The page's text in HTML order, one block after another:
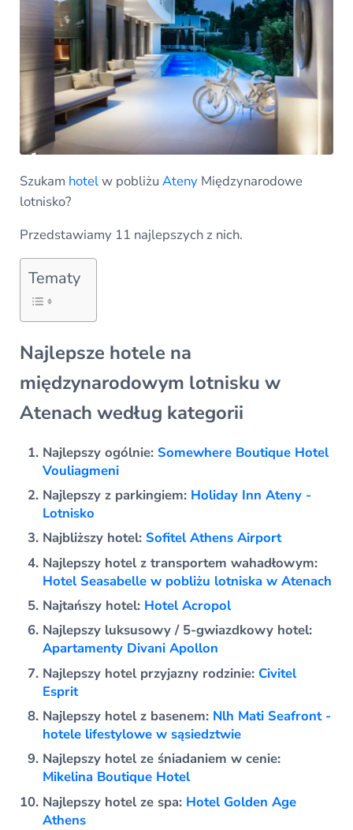
Szukam hotelw pobliżu AtenyMiędzynarodowe
lotnisko?
Przedstawiamy 11 najlepszych z nich.
Tematy
Najlepsze hotele na
międzynarodowym lotnisku w
Atenach według kategorii
Najlepszy ogólnie: Somewhere Boutique Hotel
Vouliagmeni
Najlepszy z parkingiem: Holiday Inn Ateny -
Lotnisko
Najbliższy hotel: Sofitel Athens Airport
Najlepszy hotel z transportem wahadłowym:
Hotel Seasabelle w pobliżu lotniska w Atenach
Najtańszy hotel: Hotel Acropol
Najlepszy luksusowy / 5-gwiazdkowy hotel:
Apartamenty Divani Apollon
Najlepszy hotel przyjazny rodzinie: Civitel
Esprit
Najlepszy hotel z basenem: Nlh Mati Seafront -
hotele lifestylowe w sąsiedztwie
Najlepszy hotel ze śniadaniem w cenie:
Mikelina Boutique Hotel
Najlepszy hotel ze spa: Hotel Golden Age
Athens